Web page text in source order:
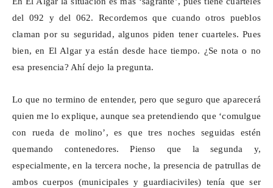
del 092 y del 062. Recordemos que cuando otros pueblos
claman por su seguridad, algunos piden tener cuarteles. Pues
bien, en El Algar ya están desde hace tiempo. ¿Se nota o no
esa presencia? Ahí dejo la pregunta.
Lo que no termino de entender, pero que seguro que aparecerá
quien me lo explique, aunque sea pretendiendo que ‘comulgue
con rueda de molino’, es que tres noches seguidas estén
quemando contenedores. Pienso que la segunda y,
especialmente, en la tercera noche, la presencia de patrullas de
ambos cuerpos (municipales y guardiaciviles) tenía que ser